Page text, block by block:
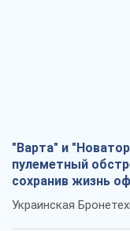
"Варта" и
пулеметный
сохранив жизнь
Украинская